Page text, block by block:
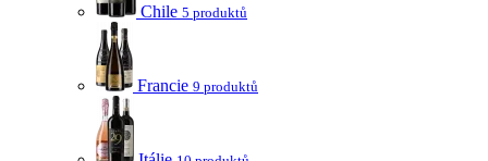
Chile 5 produktů
Francie 9 produktů